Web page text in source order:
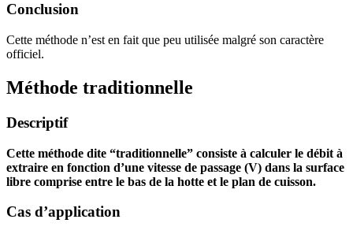
Conclusion
Cette méthode n’est en fait que peu utilisée malgré son caractère
officiel.
Méthode traditionnelle
Descriptif
Cette méthode dite “traditionnelle” consiste à calculer le débit à
extraire en fonction d’une vitesse de passage (V) dans la surface
libre comprise entre le bas de la hotte et le plan de cuisson.
Cas d’application